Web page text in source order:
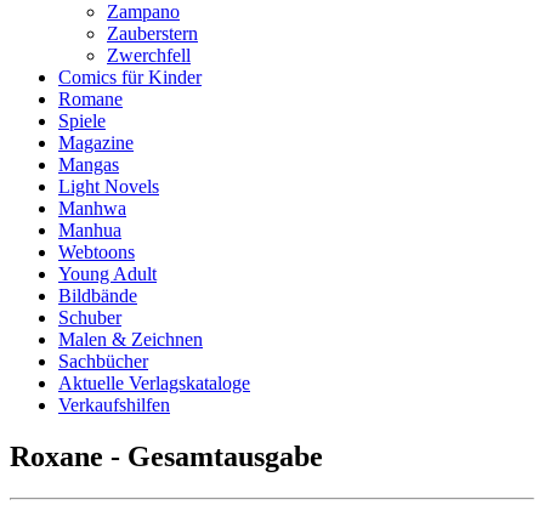
Zampano
Zauberstern
Zwerchfell
Comics für Kinder
Romane
Spiele
Magazine
Mangas
Light Novels
Manhwa
Manhua
Webtoons
Young Adult
Bildbände
Schuber
Malen & Zeichnen
Sachbücher
Aktuelle Verlagskataloge
Verkaufshilfen
Roxane - Gesamtausgabe